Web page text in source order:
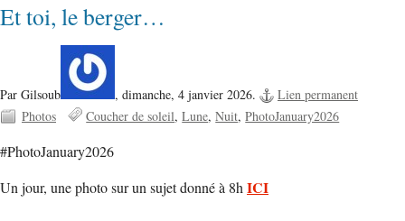
Et toi, le berger…
Par Gilsoub , dimanche, 4 janvier 2026.
Lien permanent
Photos
Coucher de soleil Lune Nuit PhotoJanuary2026
#PhotoJanuary2026
Un jour, une photo sur un sujet donné à 8hICI